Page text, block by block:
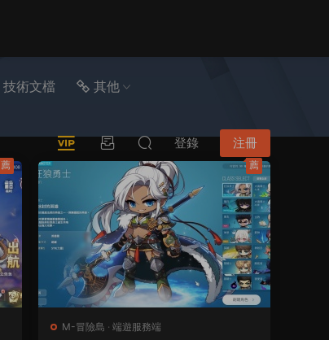
技術文檔 其他
登錄 注冊
薦
M-冒險島 · 端遊服務端
薦